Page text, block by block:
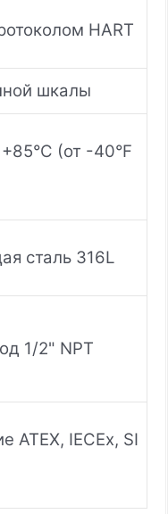
HART
шкалы
(от -40°F
сталь 316L
1/2" NPT
ATEX, IECEx, SI